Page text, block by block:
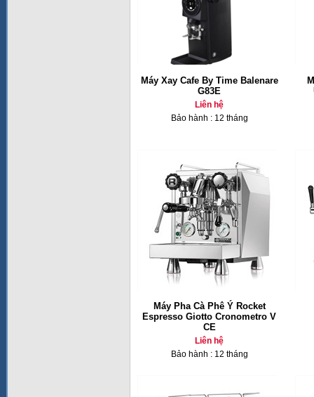
Máy Xay Cafe By Time Balenare
G83E
Liên hệ
Bảo hành : 12 tháng
Máy Pha Cà Phê Ý Rocket
Espresso Giotto Cronometro V
CE
Liên hệ
Bảo hành : 12 tháng